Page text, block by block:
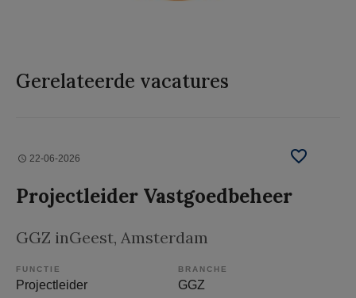
Gerelateerde vacatures
22-06-2026
Projectleider Vastgoedbeheer
GGZ inGeest, Amsterdam
FUNCTIE
Projectleider
BRANCHE
GGZ